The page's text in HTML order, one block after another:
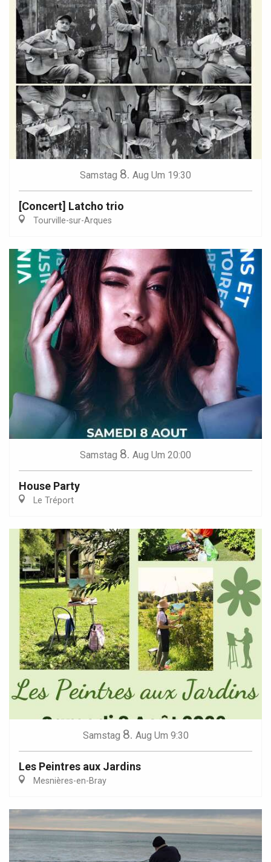
Samstag 8. Aug Um 19:30
[Concert] Latcho trio
Tourville-sur-Arques
Samstag 8. Aug Um 20:00
House Party
Le Tréport
Samstag 8. Aug Um 9:30
Les Peintres aux Jardins
Mesnières-en-Bray